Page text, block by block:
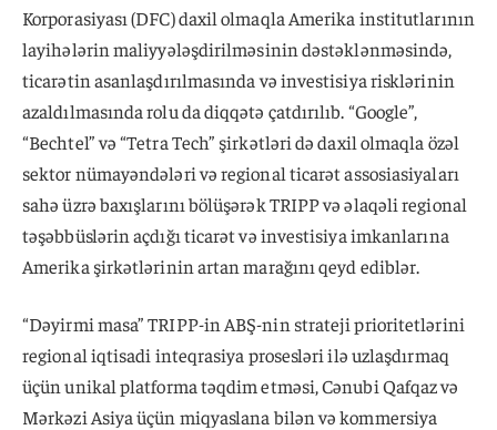
Korporasiyası (DFC) daxil olmaqla Amerika institutlarının
layihələrin maliyyələşdirilməsinin dəstəklənməsində,
ticarətin asanlaşdırılmasında və investisiya risklərinin
azaldılmasında rolu da diqqətə çatdırılıb. “Google”,
“Bechtel” və “Tetra Tech” şirkətləri də daxil olmaqla özəl
sektor nümayəndələri və regional ticarət assosiasiyaları
sahə üzrə baxışlarını bölüşərək TRIPP və əlaqəli regional
təşəbbüslərin açdığı ticarət və investisiya imkanlarına
Amerika şirkətlərinin artan marağını qeyd ediblər.
“Dəyirmi masa” TRIPP-in ABŞ-nin strateji prioritetlərini
regional iqtisadi inteqrasiya prosesləri ilə uzlaşdırmaq
üçün unikal platforma təqdim etməsi, Cənubi Qafqaz və
Mərkəzi Asiya üçün miqyaslana bilən və kommersiya